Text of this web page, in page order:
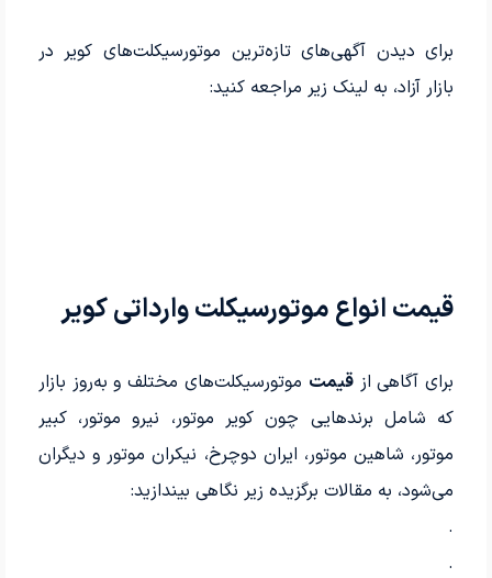
برای دیدن آگهی‌های تازه‌ترین موتورسیکلت‌های کویر در
بازار آزاد، به لینک زیر مراجعه کنید:
قیمت انواع موتورسیکلت وارداتی کویر
برای آگاهی ازقیمت موتورسیکلت‌های مختلف و به‌روز بازار
که شامل برندهایی چون کویر موتور، نیرو موتور، کبیر
موتور، شاهین موتور، ایران دوچرخ، نیکران موتور و دیگران
می‌شود، به مقالات برگزیده زیر نگاهی بیندازید:
.
.